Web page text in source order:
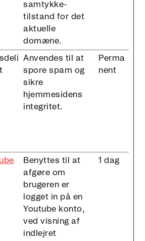
samtykke-
tilstand for det
aktuelle
domæne.
Anvendes til at
spore spam og
sikre
hjemmesidens
integritet.
Perma
nent
Benyttes til at
afgøre om
brugeren er
logget in på en
Youtube konto,
ved visning af
indlejret
1 dag